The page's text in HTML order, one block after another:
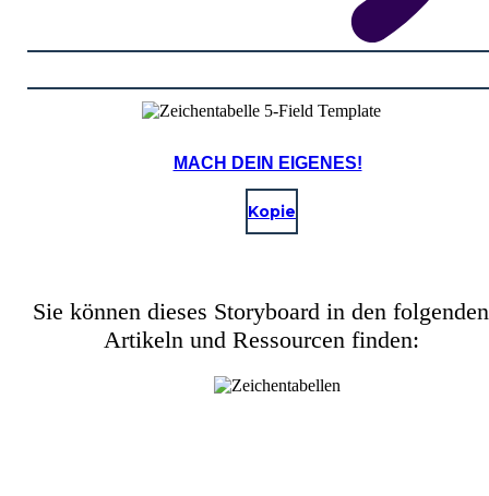
MACH DEIN EIGENES!
Kopie
Sie können dieses Storyboard in den folgenden
Artikeln und Ressourcen finden: